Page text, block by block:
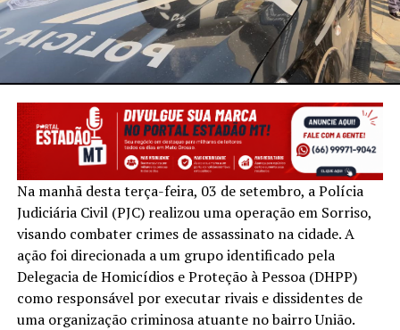
Na manhã desta terça-feira, 03 de setembro, a Polícia
Judiciária Civil (PJC) realizou uma operação em Sorriso,
visando combater crimes de assassinato na cidade. A
ação foi direcionada a um grupo identificado pela
Delegacia de Homicídios e Proteção à Pessoa (DHPP)
como responsável por executar rivais e dissidentes de
uma organização criminosa atuante no bairro União.